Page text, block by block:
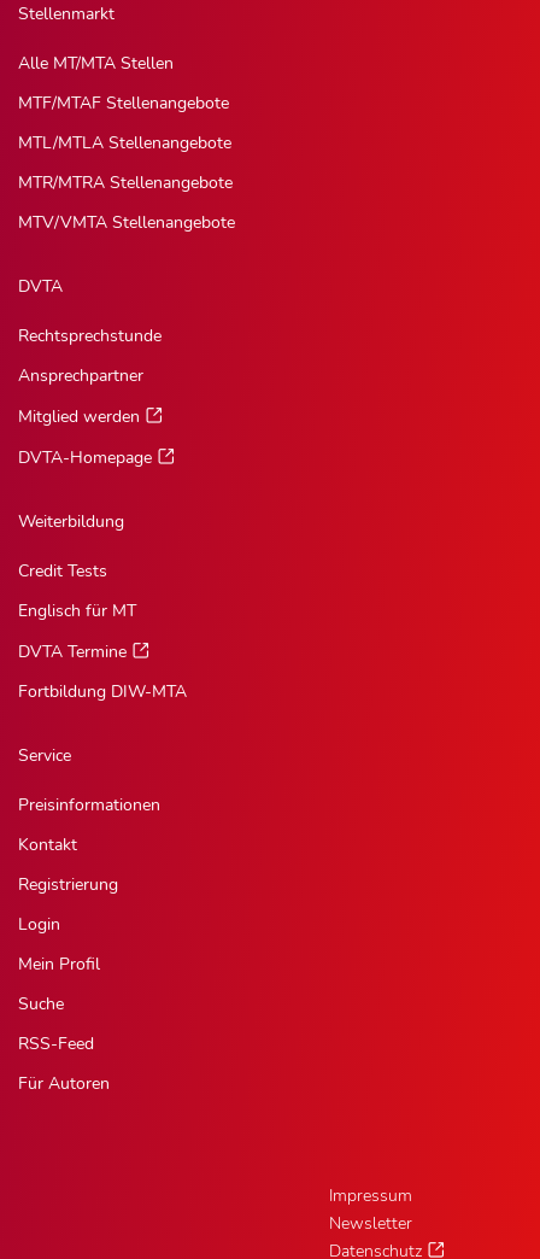
Stellenmarkt
Alle MT/MTA Stellen
MTF/MTAF Stellenangebote
MTL/MTLA Stellenangebote
MTR/MTRA Stellenangebote
MTV/VMTA Stellenangebote
DVTA
Rechtsprechstunde
Ansprechpartner
Mitglied werden
DVTA-Homepage
Weiterbildung
Credit Tests
Englisch für MT
DVTA Termine
Fortbildung DIW-MTA
Service
Preisinformationen
Kontakt
Registrierung
Login
Mein Profil
Suche
RSS-Feed
Für Autoren
Impressum
Newsletter
Datenschutz